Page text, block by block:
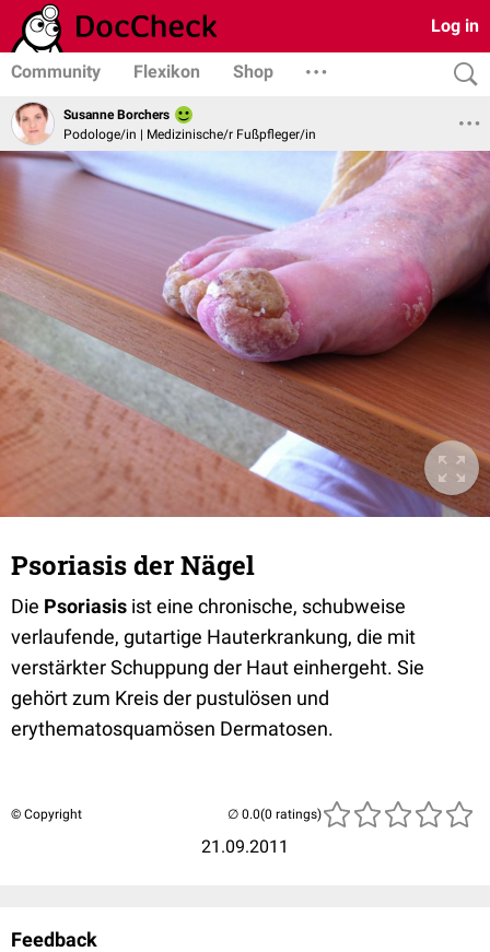
Log in
Community Flexikon Shop
Susanne Borchers
Podologe/in | Medizinische/r Fußpfleger/in
Psoriasis der Nägel
Die Psoriasis ist eine chronische, schubweise
verlaufende, gutartige Hauterkrankung, die mit
verstärkter Schuppung der Haut einhergeht. Sie
gehört zum Kreis der pustulösen und
erythematosquamösen Dermatosen.
© Copyright
21.09.2011
(0 ratings)
Feedback